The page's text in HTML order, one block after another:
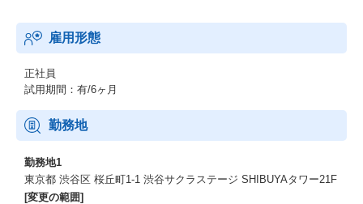
雇用形態
正社員
試用期間：有/6ヶ月
勤務地
勤務地1
東京都 渋谷区 桜丘町1-1 渋谷サクラステージ SHIBUYAタワー21F
[変更の範囲]